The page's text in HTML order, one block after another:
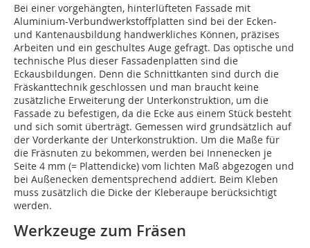
Bei einer vorgehängten, hinterlüfteten Fassade mit
Aluminium-Verbundwerkstoffplatten sind bei der Ecken-
und Kantenausbildung handwerkliches Können, präzises
Arbeiten und ein geschultes Auge gefragt. Das optische und
technische Plus dieser Fassadenplatten sind die
Eckausbildungen. Denn die Schnittkanten sind durch die
Fräskanttechnik geschlossen und man braucht keine
zusätzliche Erweiterung der Unterkonstruktion, um die
Fassade zu befestigen, da die Ecke aus einem Stück besteht
und sich somit überträgt. Gemessen wird grundsätzlich auf
der Vorderkante der Unterkonstruktion. Um die Maße für
die Fräsnuten zu bekommen, werden bei Innenecken je
Seite 4 mm (= Plattendicke) vom lichten Maß abgezogen und
bei Außenecken dementsprechend addiert. Beim Kleben
muss zusätzlich die Dicke der Kleberaupe berücksichtigt
werden.
Werkzeuge zum Fräsen